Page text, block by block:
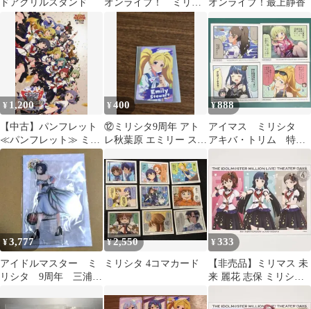
ドアクリルスタンド
オンライブ！ ミリシ
タ9周年 特典 天空橋
朋花
オンライブ！最上静香
¥ 1,200
【中古】パンフレット
≪パンフレット≫ ミリ
シタ感謝祭 2021?2022
パンフレット 復刻版
¥400
⑫ミリシタ9周年 アト
レ秋葉原 エミリー スチ
¥888
アイマス ミリシタ
アキバ・トリム 特製4
コマカード4点
¥3,777
アイドルマスター ミ
リシタ 9周年 三浦あ
ド
¥2,550
ミリシタ 4コマカード
¥333
【非売品】ミリマス 未
来 麗花 志保 ミリシタ
特典 ポストカード